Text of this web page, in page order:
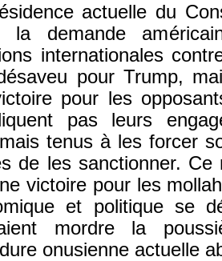
actuelle du
la demande
internationales
pour Trump,
pour les
pas leurs
tenus à les forcer
de les sanctionner. Ce
victoire pour les
et politique se
mordre la
onusienne actuelle